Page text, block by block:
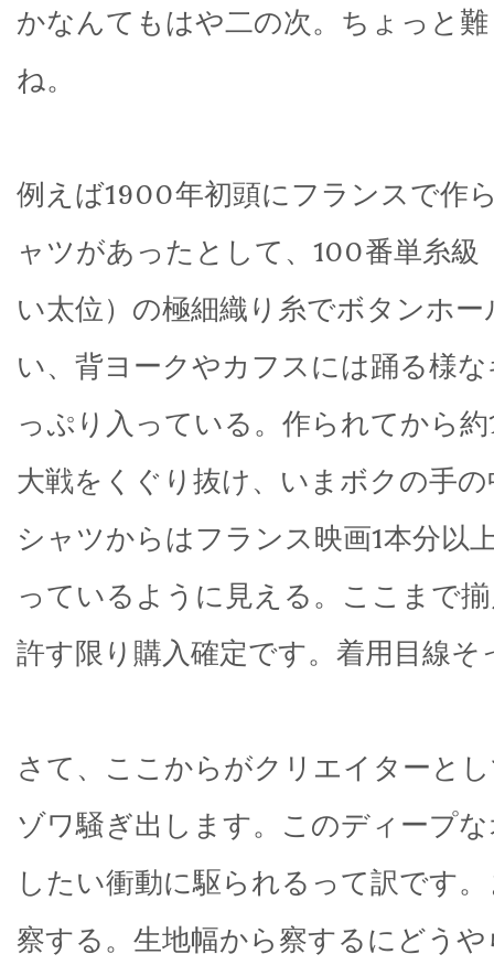
かなんてもはや二の次。ちょっと
ね。
例えば1900年初頭にフランスで作
ャツがあったとして、100番単糸級
い太位）の極細織り糸でボタンホ
い、背ヨークやカフスには踊る様
っぷり入っている。作られてから
大戦をくぐり抜け、いまボクの手
シャツからはフランス映画1本分以
っているように見える。ここまで
許す限り購入確定です。着用目線
さて、ここからがクリエイターと
ゾワ騒ぎ出します。このディープ
したい衝動に駆られるって訳です
察する。生地幅から察するにどう